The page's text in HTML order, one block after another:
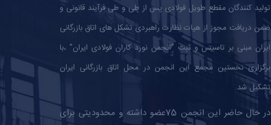
تولید کنندگان مقطع طویل فولادی پس از طی و طی فرآیند قانونی و
ضمن دریافت مجوز از هیات نظارت راهبردی تشکل های اتاق بازرگانی
ایران مبنی بر تاسیس و ثبت “انجمن نورد کاران فولادی ایران” ،با
برگزاری نخستین مجمع این انجمن در محل اتاق بازرگانی ایران
تشکیل شد.
در حال حاضر این انجمن 75عضو داشته و محدودیتی برای